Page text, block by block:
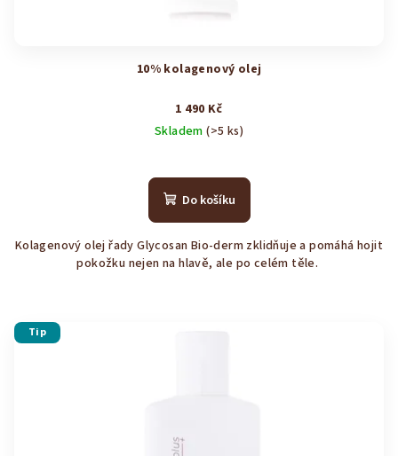
10% kolagenový olej
1 490 Kč
Skladem(>5 ks)
hodnocení
produktu
z
5
Do košíku
Kolagenový olej řady Glycosan Bio-derm zklidňuje a pomáhá hojit
pokožku nejen na hlavě, ale po celém těle.
Tip